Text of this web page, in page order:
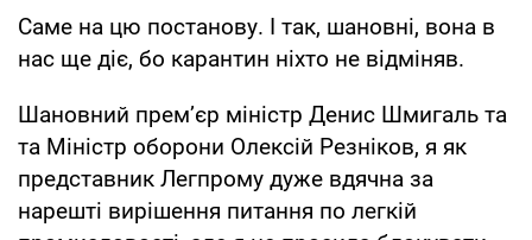
Саме на цю постанову. І так, шановні, вона в
нас ще діє, бо карантин ніхто не відміняв.
Шановний прем’єр міністр Денис Шмигаль та
та Міністр оборони Олексій Резніков, я як
представник Легпрому дуже вдячна за
нарешті вирішення питання по легкій